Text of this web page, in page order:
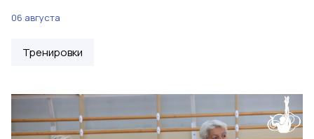
06 августа
Тренировки